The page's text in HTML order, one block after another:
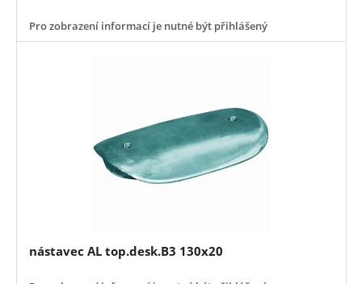
Pro zobrazení informací je nutné být přihlášený
nástavec AL top.desk.B3 130x20